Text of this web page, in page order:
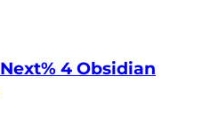
4 Obsidian